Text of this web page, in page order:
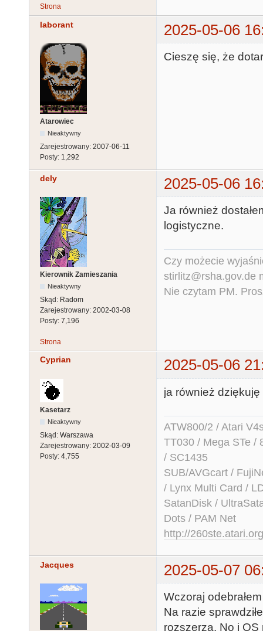
Strona
laborant 2025-05-06
Atarowiec
Nieaktywny
Zarejestrowany: 2007-06-11
Posty: 1,292
Cieszę się, że
dely 2025-05-06
Kierownik Zamieszania
Nieaktywny
Skąd: Radom
Zarejestrowany: 2002-03-08
Posty: 7,196
Ja również
logistyczne.
Czy możecie
stirlitz@rsha.gov.de
Nie czytam PM.
Strona
Cyprian 2025-05-06
Kasetarz
Nieaktywny
Skąd: Warszawa
Zarejestrowany: 2002-03-09
Posty: 4,755
ja również dziękuję
ATW800/2 / Atari
TT030 / Mega STe /
/ SC1435
SUB/AVGcart /
/ Lynx Multi Card /
SatanDisk /
Dots / PAM Net
http://260ste.atari.org
Jacques 2025-05-07
Wczoraj
Na razie
rozszerza. No i